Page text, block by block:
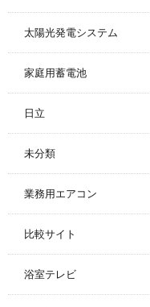
太陽光発電システム
家庭用蓄電池
日立
未分類
業務用エアコン
比較サイト
浴室テレビ